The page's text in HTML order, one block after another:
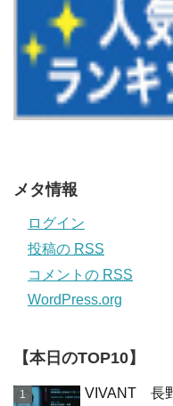
メタ情報
ログイン
投稿の RSS
コメントの RSS
WordPress.org
【本日のTOP10】
VIVANT 長